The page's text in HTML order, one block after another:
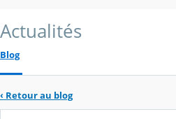
Actualités
Blog
‹ Retour au blog